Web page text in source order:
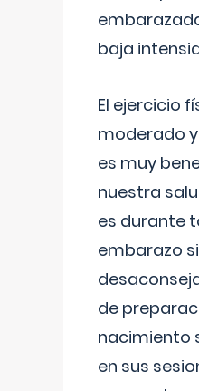
baja
El ejercicio
moderado
es muy
nuestra
es durante
embarazo
de
nacimiento
en sus